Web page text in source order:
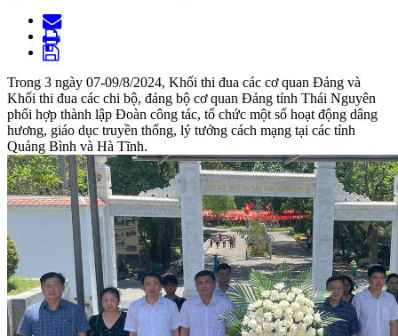
Trong 3 ngày 07-09/8/2024, Khối thi đua các cơ quan Đảng và
Khối thi đua các chi bộ, đảng bộ cơ quan Đảng tỉnh Thái Nguyên
phối hợp thành lập Đoàn công tác, tổ chức một số hoạt động dâng
hương, giáo dục truyền thống, lý tưởng cách mạng tại các tỉnh
Quảng Bình và Hà Tĩnh.